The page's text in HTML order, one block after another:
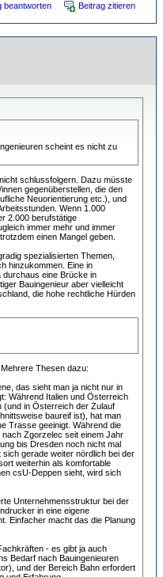
beantworten Beitrag zitieren
scheint es nicht zu
schlussfolgern. Dazu müsste
gegenüberstellen, die den
Neuorientierung etc.), und
Wenn 1.000
2.000 berufstätige
immer mehr und immer
einen Mangel geben.
spezialisierten Themen,
hinzukommen. Eine in
durchaus eine Brücke in
Bauingenieur aber vielleicht
die hohe rechtliche Hürden
Thesen dazu:
das sieht man ja nicht nur in
Während Italien und Österreich
(und in Österreich der Zulauf
baureif ist), hat man
Trasse geeinigt. Während die
Zgorzelec seit einem Jahr
bis Dresden noch nicht mal
gerade weiter nördlich bei der
weiterhin als komfortable
csU-Deppen sieht, wird sich
Unternehmensstruktur bei der
in eine eigene
Einfacher macht das die Planung
- es gibt ja auch
Bedarf nach Bauingenieuren
und der Bereich Bahn erfordert